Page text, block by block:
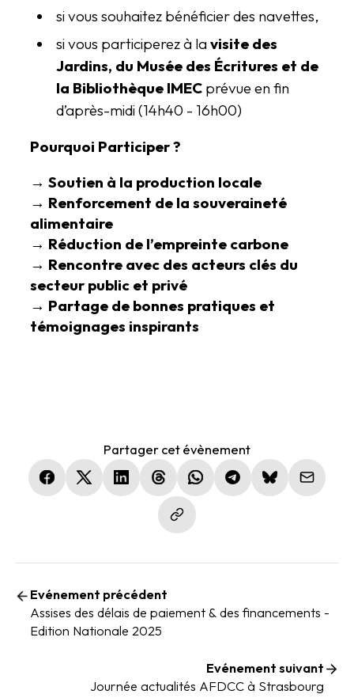
si vous souhaitez bénéficier des navettes,
si vous participerez à la visite des
Jardins, du Musée des Écritures et de
la Bibliothèque IMECprévue en fin
d’après-midi (14h40 - 16h00)
Pourquoi Participer ?
→ Soutien à la production locale
→ Renforcement de la souveraineté
alimentaire
→ Réduction de l’empreinte carbone
→ Rencontre avec des acteurs clés du
secteur public et privé
→ Partage de bonnes pratiques et
témoignages inspirants
Partager cet évènement
(nouvelle fenêtre)
(nouvelle fenêtre)
(nouvelle fenêtre)
(nouvelle fenêtre)
(nouvelle fenêtre)
(nouvelle fenêtre)
(nouvelle
Evénement précédent
Assises des délais de paiement & des financements -
Edition Nationale 2025
Evénement suivant
Journée actualités AFDCC à Strasbourg